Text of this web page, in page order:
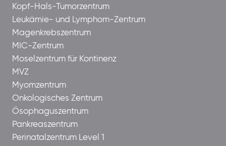
Kopf-Hals-Tumorzentrum
Leukämie- und Lymphom-Zentrum
Magenkrebszentrum
MIC-Zentrum
Moselzentrum für Kontinenz
MVZ
Myomzentrum
Onkologisches Zentrum
Ösophaguszentrum
Pankreaszentrum
Perinatalzentrum Level 1